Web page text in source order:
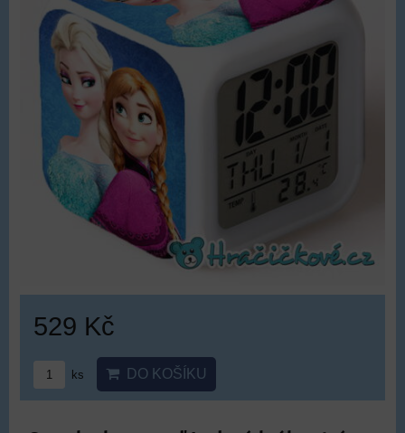
529 Kč
ks DO KOŠÍKU